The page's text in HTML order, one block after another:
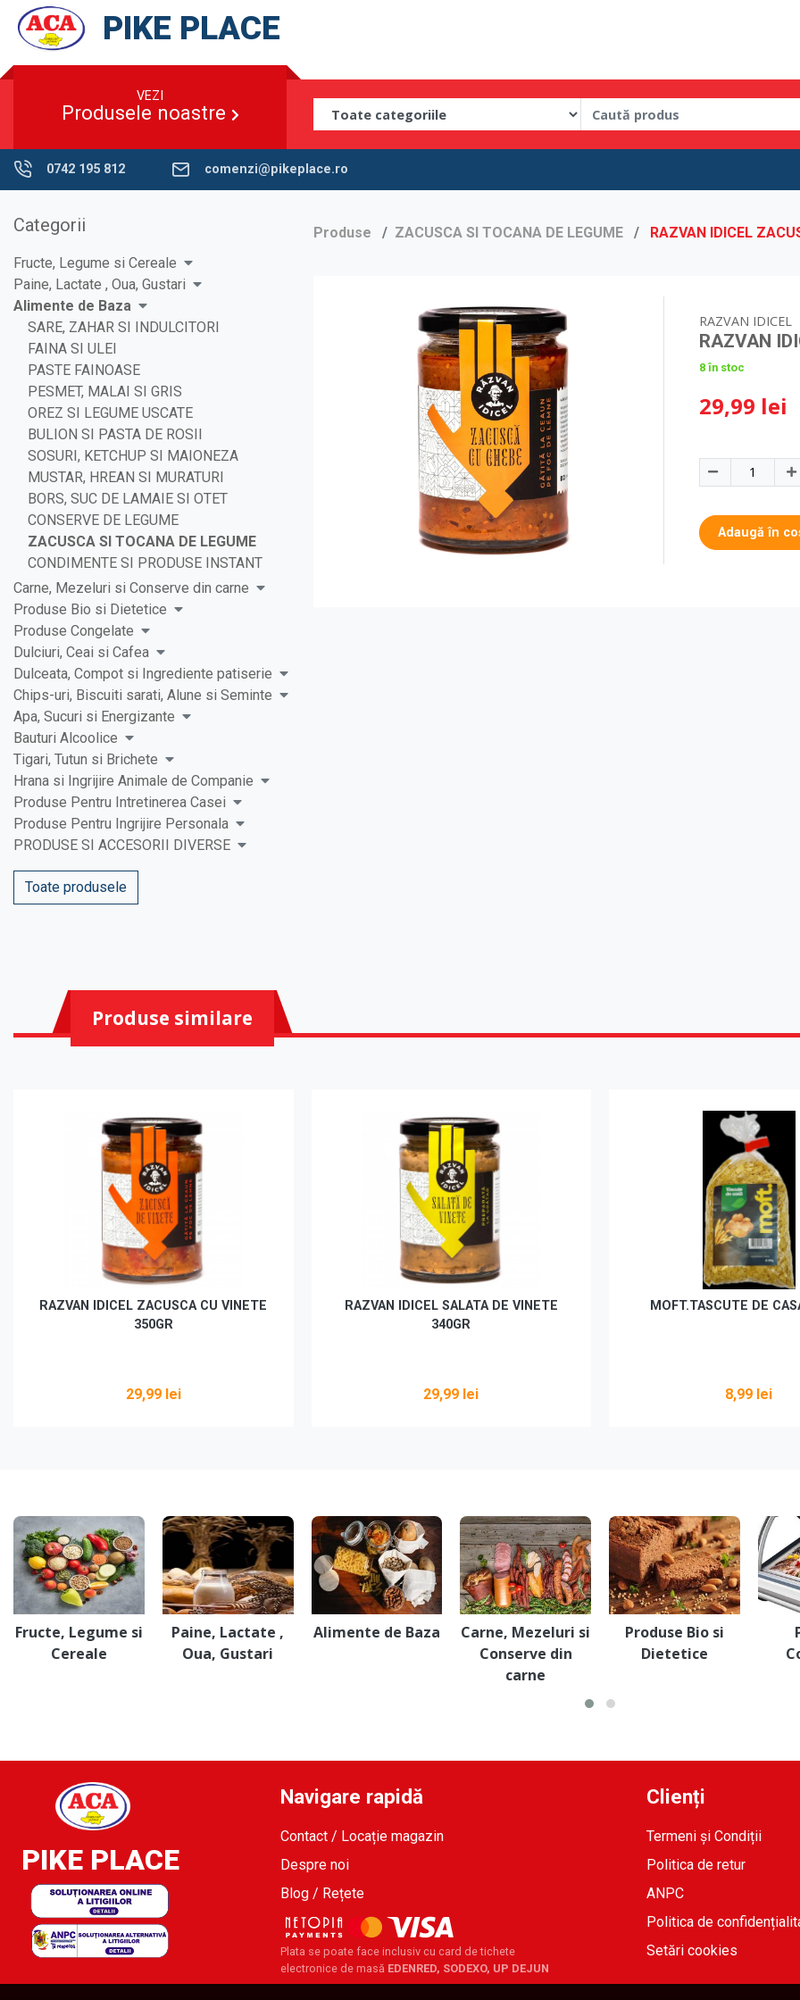
PIKE PLACE
VEZI
Produsele noastre
0742 195 812 comenzi@pikeplace.ro
Categorii
Fructe, Legume si Cereale
Paine, Lactate , Oua, Gustari
Alimente de Baza
SARE, ZAHAR SI INDULCITORI
FAINA SI ULEI
PASTE FAINOASE
PESMET, MALAI SI GRIS
OREZ SI LEGUME USCATE
BULION SI PASTA DE ROSII
SOSURI, KETCHUP SI MAIONEZA
MUSTAR, HREAN SI MURATURI
BORS, SUC DE LAMAIE SI OTET
CONSERVE DE LEGUME
ZACUSCA SI TOCANA DE LEGUME
CONDIMENTE SI PRODUSE INSTANT
Carne, Mezeluri si Conserve din carne
Produse Bio si Dietetice
Produse Congelate
Dulciuri, Ceai si Cafea
Dulceata, Compot si Ingrediente patiserie
Chips-uri, Biscuiti sarati, Alune si Seminte
Apa, Sucuri si Energizante
Bauturi Alcoolice
Tigari, Tutun si Brichete
Hrana si Ingrijire Animale de Companie
Produse Pentru Intretinerea Casei
Produse Pentru Ingrijire Personala
PRODUSE SI ACCESORII DIVERSE
Toate produsele
Produse ZACUSCA SI TOCANA DE LEGUME RAZVAN IDICEL
RAZVAN IDICEL
RAZVAN
8 în stoc
29,99 lei
Adaugă în
Produse similare
RAZVAN IDICEL ZACUSCA CU VINETE
350GR
29,99 lei
RAZVAN IDICEL SALATA DE VINETE
340GR
29,99 lei
MOFT.TASCUTE DE
8,99 lei
Fructe, Legume si
Cereale
Paine, Lactate ,
Oua, Gustari
Alimente de Baza
Carne, Mezeluri si
Conserve din
carne
Produse Bio si
Dietetice
PIKE PLACE
Navigare rapidă
Contact / Locație magazin
Despre noi
Blog / Rețete
Plata se poate face inclusiv cu card de tichete
electronice de masă EDENRED, SODEXO, UP DEJUN
Clienți
Termeni și Condiții
Politica de retur
ANPC
Politica de
Setări cookies